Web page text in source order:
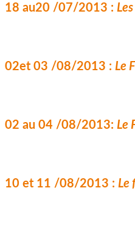
18 au20 /07/2013 :
02et 03 /08/2013 : Le
02 au 04 /08/2013: Le
10 et 11 /08/2013 : Le